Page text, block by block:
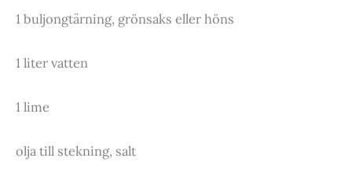
1 buljongtärning, grönsaks eller höns
1 liter vatten
1 lime
olja till stekning, salt